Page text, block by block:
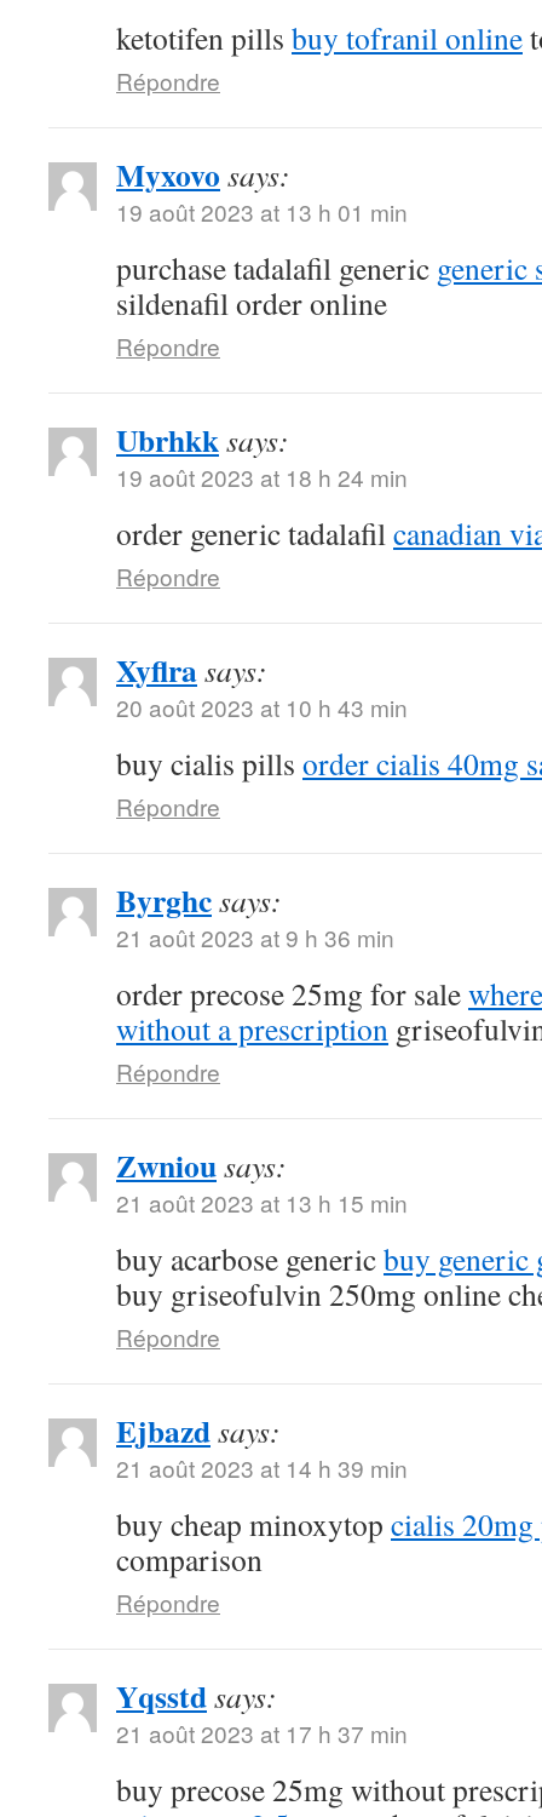
ketotifen pills buy tofranil online
Répondre
Myxovo says:
19 août 2023 at 13 h 01 min
purchase tadalafil generic generic
sildenafil order online
Répondre
Ubrhkksays:
19 août 2023 at 18 h 24 min
order generic tadalafilcanadian
Répondre
Xyflrasays:
20 août 2023 at 10 h 43 min
buy cialis pills order cialis 40mg
Répondre
Byrghcsays:
21 août 2023 at 9 h 36 min
order precose 25mg for sale
without a prescription
Répondre
Zwniousays:
21 août 2023 at 13 h 15 min
buy acarbose genericbuy generic
buy griseofulvin 250mg online
Répondre
Ejbazdsays:
21 août 2023 at 14 h 39 min
buy cheap minoxytop cialis
comparison
Répondre
Yqsstdsays:
21 août 2023 at 17 h 37 min
buy precose 25mg without